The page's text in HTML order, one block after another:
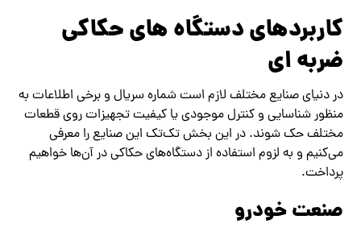
کاربردهای دستگاه های حکاکی
ضربه ای
در دنیای صنایع مختلف لازم است شماره سریال و برخی اطلاعات به
منظور شناسایی و کنترل موجودی یا کیفیت تجهیزات روی قطعات
مختلف حک شوند. در این بخش تک‌تک این صنایع را معرفی
می‌کنیم و به لزوم استفاده از دستگاه‌های حکاکی در آن‌ها خواهیم
پرداخت.
صنعت خودرو